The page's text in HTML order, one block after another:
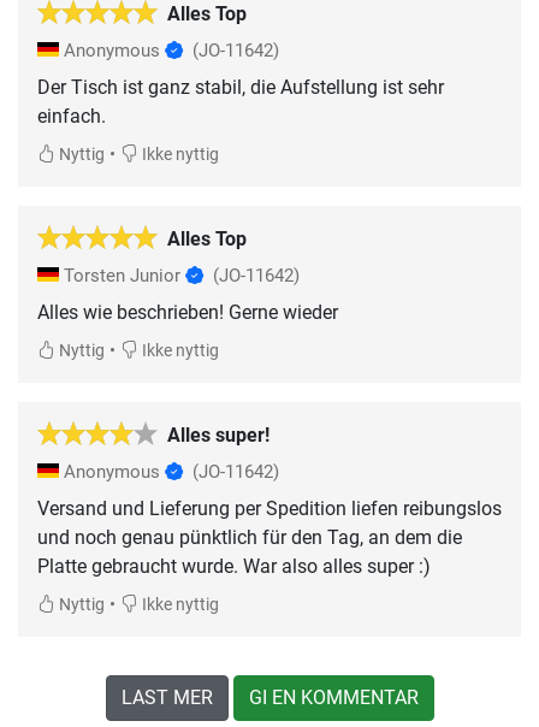
Alles Top
Anonymous (JO-11642)
Der Tisch ist ganz stabil, die Aufstellung ist sehr
einfach.
Nyttig • Ikke nyttig
Alles Top
Torsten Junior (JO-11642)
Nyttig • Ikke nyttig
Alles super!
Anonymous (JO-11642)
Versand und Lieferung per Spedition liefen reibungslos
und noch genau pünktlich für den Tag, an dem die
Platte gebraucht wurde. War also alles super :)
Nyttig • Ikke nyttig
LAST MER GI EN KOMMENTAR